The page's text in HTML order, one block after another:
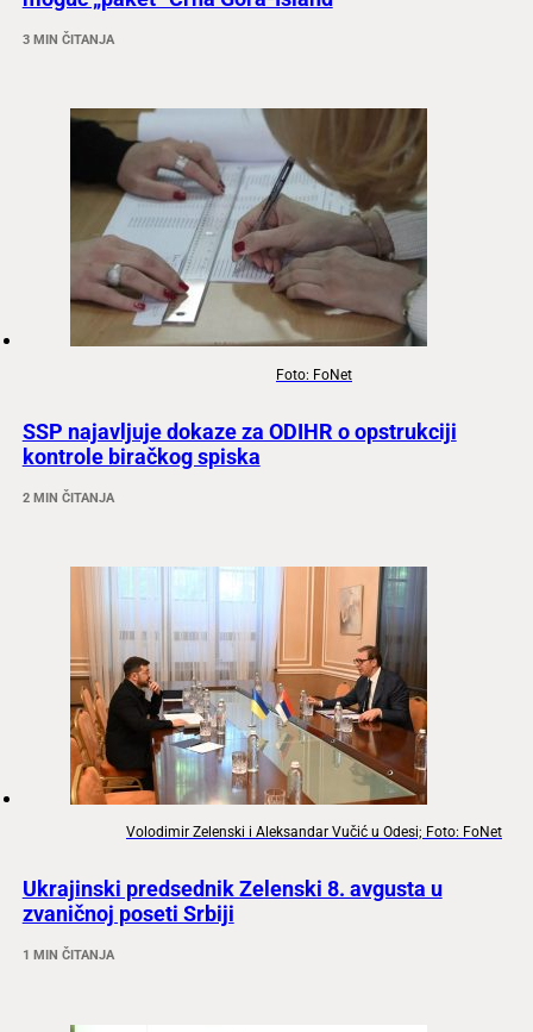
3 MIN ČITANJA
Foto: FoNet
SSP najavljuje dokaze za ODIHR o opstrukciji
kontrole biračkog spiska
2 MIN ČITANJA
Volodimir Zelenski i Aleksandar Vučić u Odesi; Foto: FoNet
Ukrajinski predsednik Zelenski 8. avgusta u
zvaničnoj poseti Srbiji
1 MIN ČITANJA